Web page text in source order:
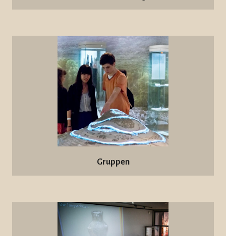
Gruppen